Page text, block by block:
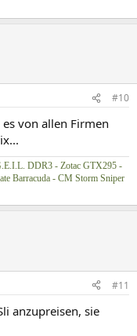
#10
von allen Firmen
DDR3 - Zotac GTX295 -
Barracuda - CM Storm Sniper
#11
anzupreisen, sie